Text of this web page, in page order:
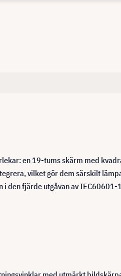
en 19-tums skärm med
vilket gör dem särskilt
den fjärde utgåvan av